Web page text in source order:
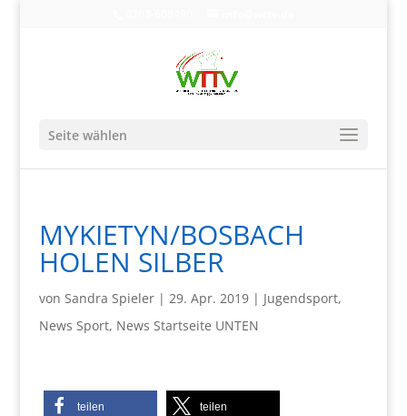
Seite wählen
MYKIETYN/BOSBACH
HOLEN SILBER
von Sandra Spieler| 29. Apr. 2019| Jugendsport,
News Sport, News Startseite UNTEN
teilen teilen